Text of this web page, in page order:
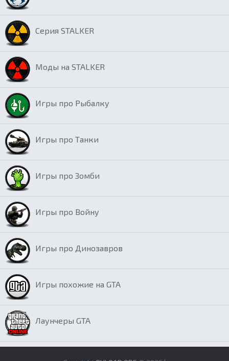
Серия STALKER
Моды на STALKER
Игры про Рыбалку
Игры про Танки
Игры про Зомби
Игры про Войну
Игры про Динозавров
Игры похожие на GTA
Лаунчеры GTA